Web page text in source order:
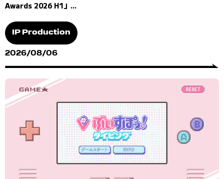
Awards 2026 H1」...
IP Production
2026/08/06